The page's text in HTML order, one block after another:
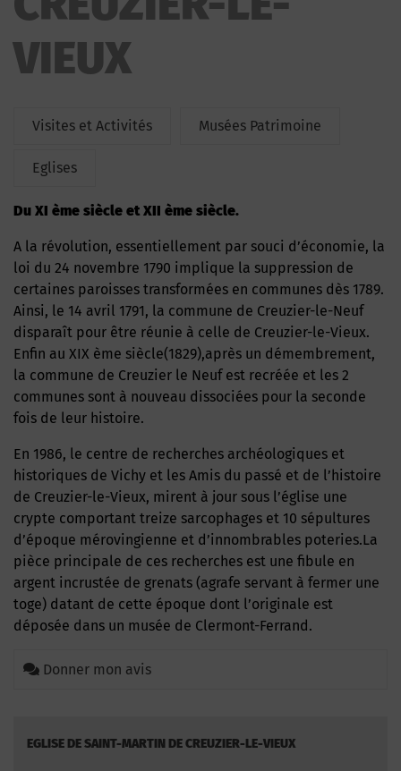
VIEUX
Visites et Activités Musées Patrimoine
Eglises
du XI ème siècle et XII ème siècle.
A la révolution, essentiellement par souci d’économie, la
loi du 24 novembre 1790 implique la suppression de
certaines paroisses transformées en communes dès 1789.
Ainsi, le 14 avril 1791, la commune de Creuzier-le-Neuf
disparaît pour être réunie à celle de Creuzier-le-Vieux.
Enfin au XIX ème siècle(1829),après un démembrement,
la commune de Creuzier le Neuf est recréée et les 2
communes sont à nouveau dissociées pour la seconde
fois de leur histoire.
En 1986, le centre de recherches archéologiques et
historiques de Vichy et les Amis du passé et de l’histoire
de Creuzier-le-Vieux, mirent à jour sous l’église une
crypte comportant treize sarcophages et 10 sépultures
d’époque mérovingienne et d’innombrables poteries.La
pièce principale de ces recherches est une fibule en
argent incrustée de grenats (agrafe servant à fermer une
toge) datant de cette époque dont l’originale est
déposée dans un musée de Clermont-Ferrand.
Donner mon avis
EGLISE DE SAINT-MARTIN DE CREUZIER-LE-VIEUX